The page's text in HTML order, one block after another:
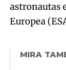
astronautas
Europea
MIRA